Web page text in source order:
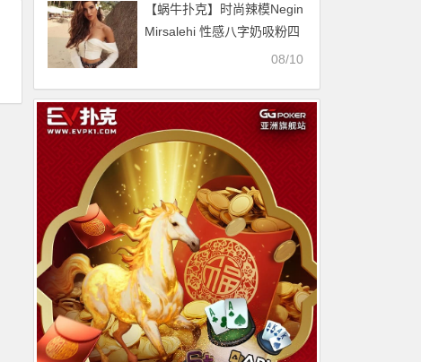
【蜗牛扑克】时尚辣模Negin
Mirsalehi 性感八字奶吸粉四
08/10